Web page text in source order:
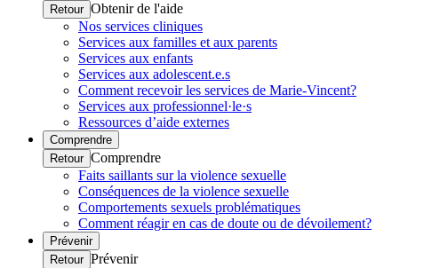
Retour Obtenir de l'aide
Nos services cliniques
Services aux familles et aux parents
Services aux enfants
Services aux adolescent.e.s
Comment recevoir les services de Marie-Vincent?
Services aux professionnel·le·s
Ressources d’aide externes
Comprendre
Retour Comprendre
Faits saillants sur la violence sexuelle
Conséquences de la violence sexuelle
Comportements sexuels problématiques
Comment réagir en cas de doute ou de dévoilement?
Prévenir
Retour Prévenir